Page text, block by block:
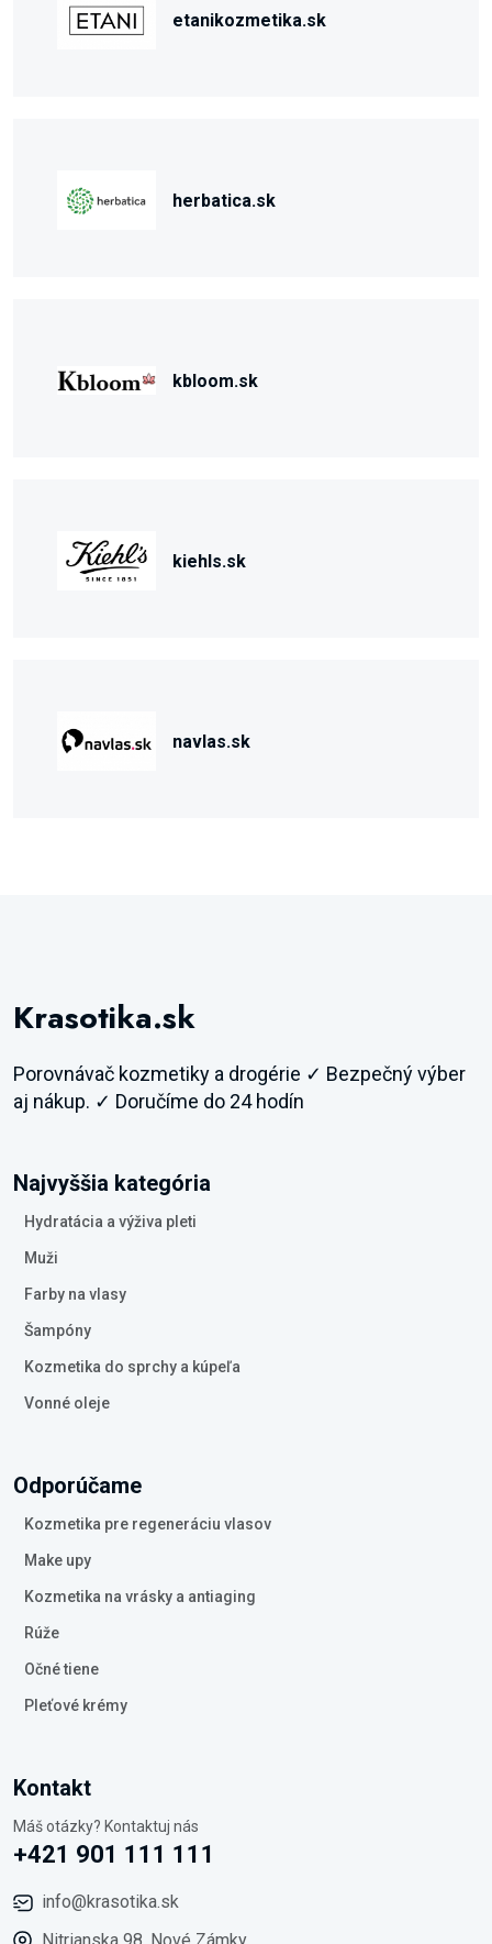
etanikozmetika.sk
herbatica.sk
kbloom.sk
kiehls.sk
navlas.sk
Krasotika.sk
Porovnávač kozmetiky a drogérie ✓ Bezpečný výber
aj nákup. ✓ Doručíme do 24 hodín
Najvyššia kategória
Hydratácia a výživa pleti
Muži
Farby na vlasy
Šampóny
Kozmetika do sprchy a kúpeľa
Vonné oleje
Odporúčame
Kozmetika pre regeneráciu vlasov
Make upy
Kozmetika na vrásky a antiaging
Rúže
Očné tiene
Pleťové krémy
Kontakt
Máš otázky? Kontaktuj nás
+421 901 111 111
info@krasotika.sk